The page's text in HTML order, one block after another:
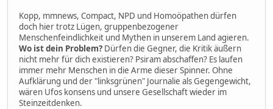
Kopp, mmnews, Compact, NPD und Homoöpathen dürfen
doch hier trotz Lügen, gruppenbezogener
Menschenfeindlichkeit und Mythen in unserem Land agieren.
Wo ist dein Problem? Dürfen die Gegner, die Kritik äußern
nicht mehr für dich existieren? Psiram abschaffen? Es laufen
immer mehr Menschen in die Arme dieser Spinner. Ohne
Aufklärung und der "linksgrünen" Journalie als Gegengewicht,
wären Ufos konsens und unsere Gesellschaft wieder im
Steinzeitdenken.